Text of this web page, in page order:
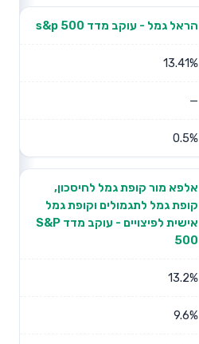
הראל גמל - עוקב מדד s&p 500
13.41%
—
0.5%
אלפא מור קופת גמל לחיסכון,
קופת גמל לתגמולים וקופת גמל
אישית לפיצויים - עוקב מדד S&P
500
13.2%
9.6%